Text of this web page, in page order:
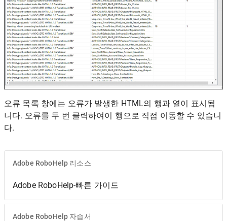
오류 목록 창에는 오류가 발생한 HTML의 행과 열이 표시됩
니다. 오류를 두 번 클릭하여이 행으로 직접 이동할 수 있습니
다.
Adobe RoboHelp 리소스
Adobe RoboHelp-빠른 가이드
Adobe RoboHelp 자습서